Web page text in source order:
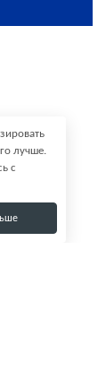
лучше.
с